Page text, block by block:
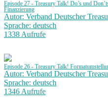
Episode 27 - Treasury Talk! Do’s und
Finanzierung
Autor: Verband Deutscher
Sprache: deutsch
1338 Aufrufe
Episode 26 - Treasury Talk!
Autor: Verband Deutscher
Sprache: deutsch
1346 Aufrufe